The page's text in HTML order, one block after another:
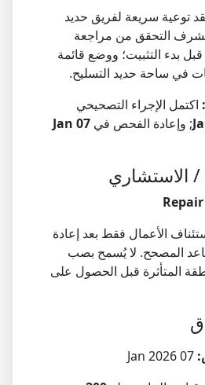
توعية سريعة لفريق حديد
التحقق من مراجعة
بدء التثبيت؛ ووضع قائمة
في ساحة حديد التسليح.
اكتمل الإجراء التصحيحي
; وإعادة الفحص في
07 Jan
الاستشاري
الأعمال فقط بعد إعادة
المصحح. لا يُسمح بصب
المتأثرة قبل الحصول على